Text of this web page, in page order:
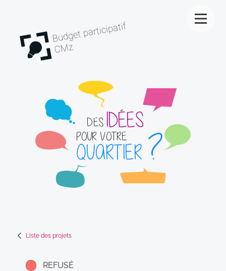
Budget participatif
CMz
Liste des projets
REFUSÉ
POUR VOTRE
IDÉES
QUARTIER ?
DES